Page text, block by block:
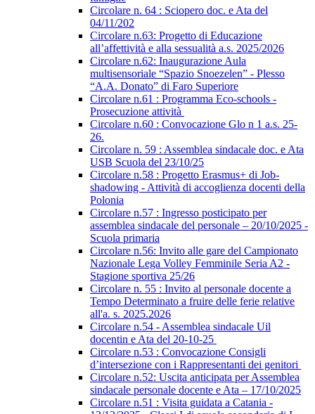
Circolare n. 64 : Sciopero doc. e Ata del
04/11/202
Circolare n.63: Progetto di Educazione
all’affettività e alla sessualità a.s. 2025/2026
Circolare n.62: Inaugurazione Aula
multisensoriale “Spazio Snoezelen” - Plesso
“A.A. Donato” di Faro Superiore
Circolare n.61 : Programma Eco-schools -
Prosecuzione attività
Circolare n.60 : Convocazione Glo n 1 a.s. 25-
26.
Circolare n. 59 : Assemblea sindacale doc. e Ata
USB Scuola del 23/10/25
Circolare n.58 : Progetto Erasmus+ di Job-
shadowing - Attività di accoglienza docenti della
Polonia
Circolare n.57 : Ingresso posticipato per
assemblea sindacale del personale – 20/10/2025 -
Scuola primaria
Circolare n.56: Invito alle gare del Campionato
Nazionale Lega Volley Femminile Seria A2 -
Stagione sportiva 25/26
Circolare n. 55 : Invito al personale docente a
Tempo Determinato a fruire delle ferie relative
all'a. s. 2025.2026
Circolare n.54 - Assemblea sindacale Uil
docentin e Ata del 20-10-25
Circolare n.53 : Convocazione Consigli
d’intersezione con i Rappresentanti dei genitori
Circolare n.52: Uscita anticipata per Assemblea
sindacale personale docente e Ata – 17/10/2025
Circolare n.51 : Visita guidata a Catania -